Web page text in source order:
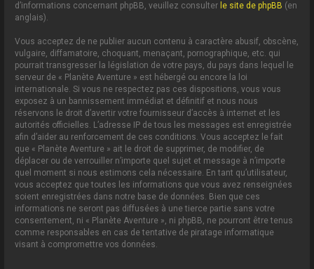
d’informations concernant phpBB, veuillez consulter le site de phpBB (en
anglais).
Vous acceptez de ne publier aucun contenu à caractère abusif, obscène,
vulgaire, diffamatoire, choquant, menaçant, pornographique, etc. qui
pourrait transgresser la législation de votre pays, du pays dans lequel le
serveur de « Planète Aventure » est hébergé ou encore la loi
internationale. Si vous ne respectez pas ces dispositions, vous vous
exposez à un bannissement immédiat et définitif et nous nous
réservons le droit d’avertir votre fournisseur d’accès à internet et les
autorités officielles. L’adresse IP de tous les messages est enregistrée
afin d’aider au renforcement de ces conditions. Vous acceptez le fait
que « Planète Aventure » ait le droit de supprimer, de modifier, de
déplacer ou de verrouiller n’importe quel sujet et message à n’importe
quel moment si nous estimons cela nécessaire. En tant qu’utilisateur,
vous acceptez que toutes les informations que vous avez renseignées
soient enregistrées dans notre base de données. Bien que ces
informations ne seront pas diffusées à une tierce partie sans votre
consentement, ni « Planète Aventure », ni phpBB, ne pourront être tenus
comme responsables en cas de tentative de piratage informatique
visant à compromettre vos données.